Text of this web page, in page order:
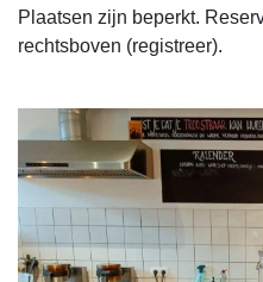
Plaatsen zijn beperkt.
rechtsboven (registreer).